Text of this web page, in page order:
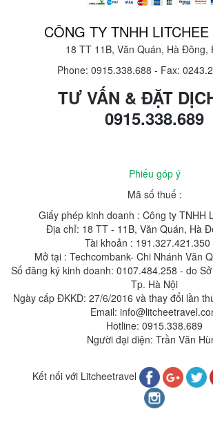
CÔNG TY TNHH
18 TT 11B, Văn Quán, Hà Đông,
Phone: 0915.338.688 - Fax:
TƯ VẤN & ĐẶT
0915.338.689
Phiếu góp ý
Mã số thuế :
Giấy phép kinh doanh : Công ty TNHH
Địa chỉ: 18 TT - 11B, Văn Quán, Hà
Tài khoản : 191.327.421.350
Mở tại : Techcombank- Chi Nhánh Văn
Số đăng ký kinh doanh: 0107.484.258 - do
Tp. Hà Nội
Ngày cấp ĐKKD: 27/6/2016 và thay đổi lần
Email:
Hotline: 0915.338.689
Người đại diện: Trần Văn
Kết nối với Litcheetravel